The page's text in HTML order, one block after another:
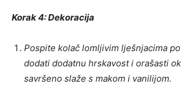
Korak 4: Dekoracija
Pospite kolač lomljivim lješnjacima
dodati dodatnu hrskavost i orašasti
savršeno slaže s makom i vanilijom.